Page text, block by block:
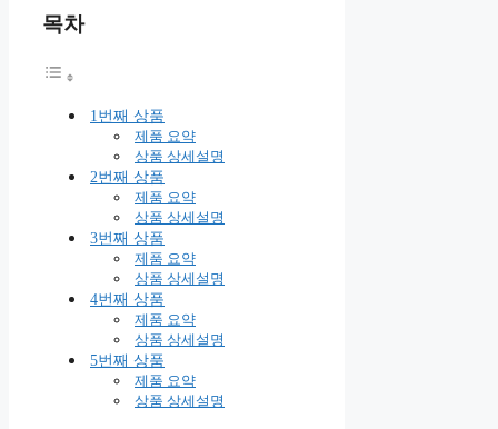
목차
1번째 상품
제품 요약
상품 상세설명
2번째 상품
제품 요약
상품 상세설명
3번째 상품
제품 요약
상품 상세설명
4번째 상품
제품 요약
상품 상세설명
5번째 상품
제품 요약
상품 상세설명